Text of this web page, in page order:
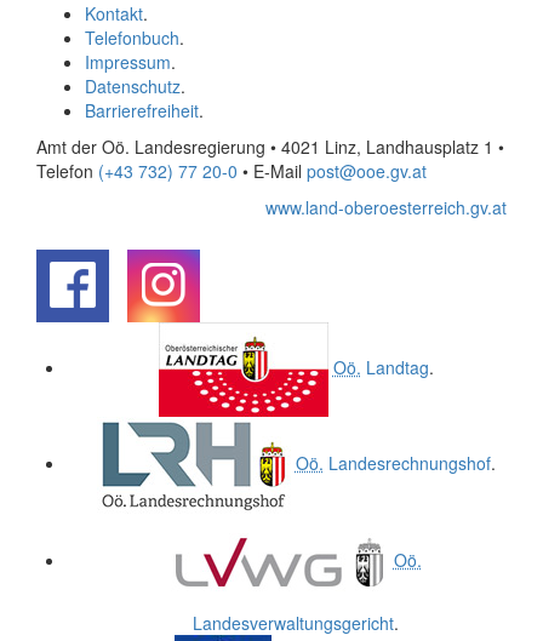
Kontakt.
Telefonbuch.
Impressum.
Datenschutz.
Barrierefreiheit.
Amt der Oö. Landesregierung • 4021 Linz, Landhausplatz 1 •
Telefon (+43 732) 77 20-0 • E-Mail post@ooe.gv.at
www.land-oberoesterreich.gv.at
Oö. Landtag.
Oö. Landesrechnungshof.
Oö.
Landesverwaltungsgericht.